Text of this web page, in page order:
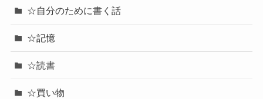
☆自分のために書く話
☆記憶
☆読書
☆買い物